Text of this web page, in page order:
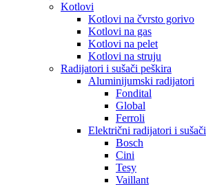
Kotlovi
Kotlovi na čvrsto gorivo
Kotlovi na gas
Kotlovi na pelet
Kotlovi na struju
Radijatori i sušači peškira
Aluminijumski radijatori
Fondital
Global
Ferroli
Električni radijatori i sušači
Bosch
Cini
Tesy
Vaillant